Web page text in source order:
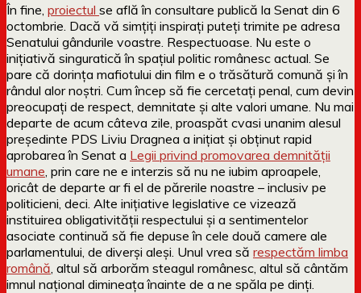
În fine, proiectul se află în consultare publică la Senat din 6
octombrie. Dacă vă simțiți inspirați puteți trimite pe adresa
Senatului gândurile voastre. Respectuoase. Nu este o
inițiativă singuratică în spațiul politic românesc actual. Se
pare că dorința mafiotului din film e o trăsătură comună și în
rândul alor noștri. Cum încep să fie cercetați penal, cum devin
preocupați de respect, demnitate și alte valori umane. Nu mai
departe de acum câteva zile, proaspăt cvasi unanim alesul
președinte PDS Liviu Dragnea a inițiat și obținut rapid
aprobarea în Senat a Legii privind promovarea demnității
umane , prin care ne e interzis să nu ne iubim aproapele,
oricât de departe ar fi el de părerile noastre – inclusiv pe
politicieni, deci. Alte inițiative legislative ce vizează
instituirea obligativității respectului și a sentimentelor
asociate continuă să fie depuse în cele două camere ale
parlamentului, de diverși aleși. Unul vrea să respectăm limba
română , altul să arborăm steagul românesc, altul să cântăm
imnul național dimineața înainte de a ne spăla pe dinți.